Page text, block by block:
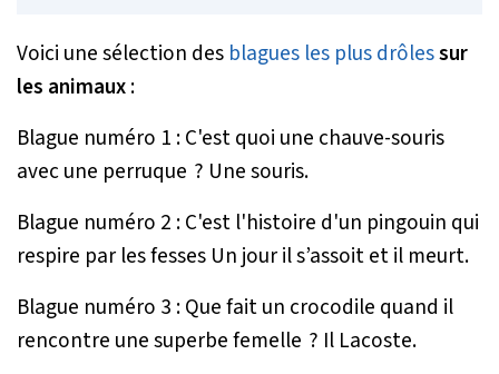
Voici une sélection des blagues les plus drôlessur
les animaux:
Blague numéro 1 : C'est quoi une chauve-souris
avec une perruque ? Une souris.
Blague numéro 2 : C'est l'histoire d'un pingouin qui
respire par les fesses Un jour il s’assoit et il meurt.
Blague numéro 3 : Que fait un crocodile quand il
rencontre une superbe femelle ? Il Lacoste.